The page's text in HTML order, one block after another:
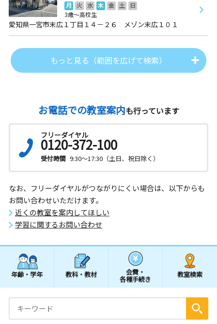
月 火 水 木 金 土
日
3歳～高校生
愛知県一宮市末広１丁目１４－２６ メゾン末広１０１
もっと見る（範囲を広げて検索）
お電話での教室案内も行っています
フリーダイヤル
0120-372-100
受付時間 9:30～17:30（土日、祝日除く）
なお、フリーダイヤルがつながりにくい場合は、以下からも
お問い合わせいただけます。
近くの教室を案内してほしい
学習に関するお問い合わせ
年齢・学年 教科・教材 会費・
各種手続き
教室検索